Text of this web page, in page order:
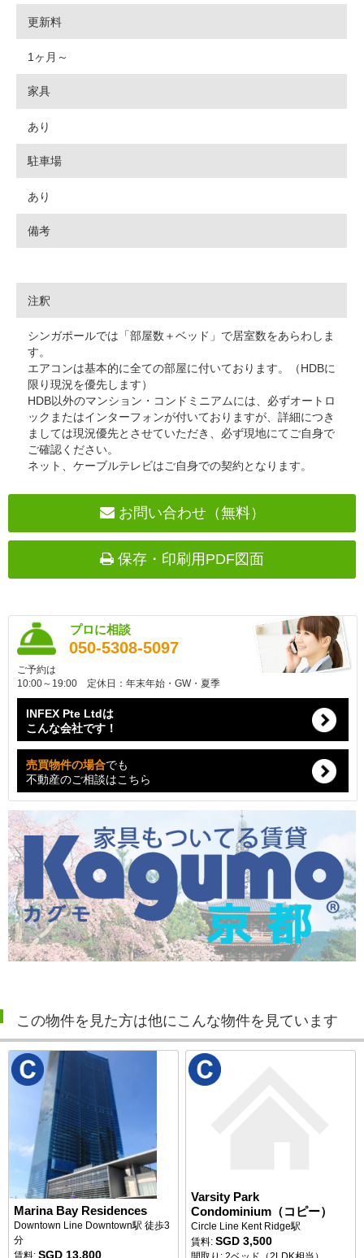
更新料
1ヶ月～
家具
あり
駐車場
あり
備考
注釈
シンガポールでは「部屋数＋ベッド」で居室数をあらわしま
す。
エアコンは基本的に全ての部屋に付いております。（HDBに
限り現況を優先します）
HDB以外のマンション・コンドミニアムには、必ずオートロ
ックまたはインターフォンが付いておりますが、詳細につき
ましては現況優先とさせていただき、必ず現地にてご自身で
ご確認ください。
ネット、ケーブルテレビはご自身での契約となります。
お問い合わせ（無料）
保存・印刷用PDF図面
プロに相談
ご予約は
050-5308-5097
10:00～19:00 定休日：年末年始・GW・夏季
INFEX Pte Ltdは
こんな会社です！
売買物件の場合でも
不動産のご相談はこちら
この物件を見た方は他にこんな物件を見ています
Marina Bay Residences
Downtown Line Downtown駅 徒歩3
分
SGD 13,800
Varsity Park
Condominium（コピー）
Circle Line Kent Ridge駅
賃料:SGD 3,500